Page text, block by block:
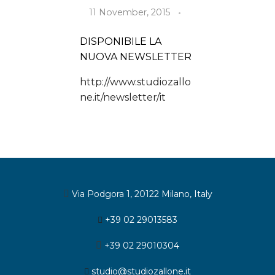
11 November, 2015
DISPONIBILE LA
NUOVA NEWSLETTER
http://www.studiozallo
ne.it/newsletter/it
Via Podgora 1, 20122 Milano, Italy
+39 02 29013583
+39 02 29010304
studio@studiozallone.it